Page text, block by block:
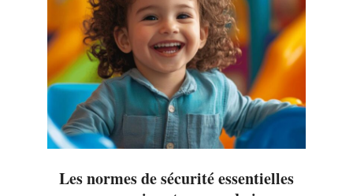
Les normes de sécurité essentielles